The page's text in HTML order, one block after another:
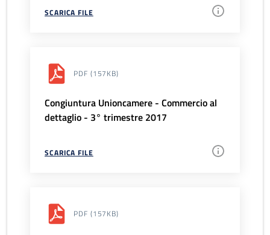
SCARICA FILE
PDF (157KB)
Congiuntura Unioncamere - Commercio al
dettaglio - 3° trimestre 2017
SCARICA FILE
PDF (157KB)